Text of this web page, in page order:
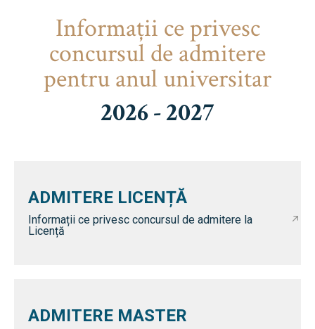
Informaţii ce privesc
concursul de admitere
pentru anul universitar
2026 - 2027
ADMITERE LICENȚĂ
Informații ce privesc concursul de admitere la
Licență
ADMITERE MASTER